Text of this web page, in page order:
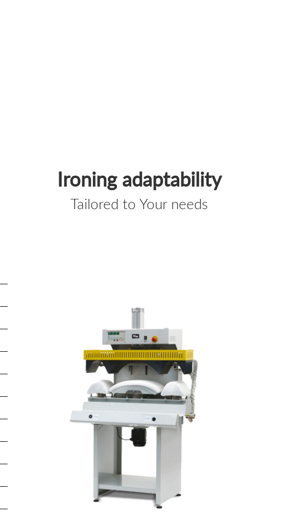
Ironing adaptability
Tailored to Your needs